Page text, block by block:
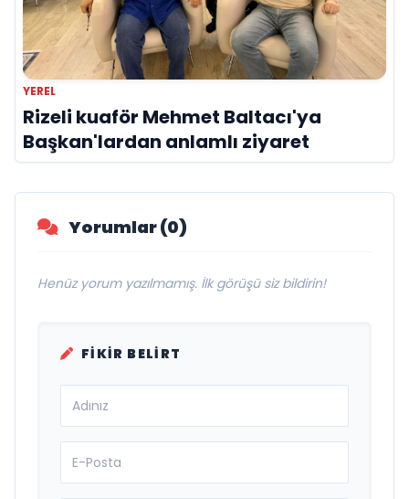
YEREL
Rizeli kuaför Mehmet Baltacı'ya
Başkan'lardan anlamlı ziyaret
Yorumlar (0)
Henüz yorum yazılmamış. İlk görüşü siz bildirin!
FIKIR BELIRT